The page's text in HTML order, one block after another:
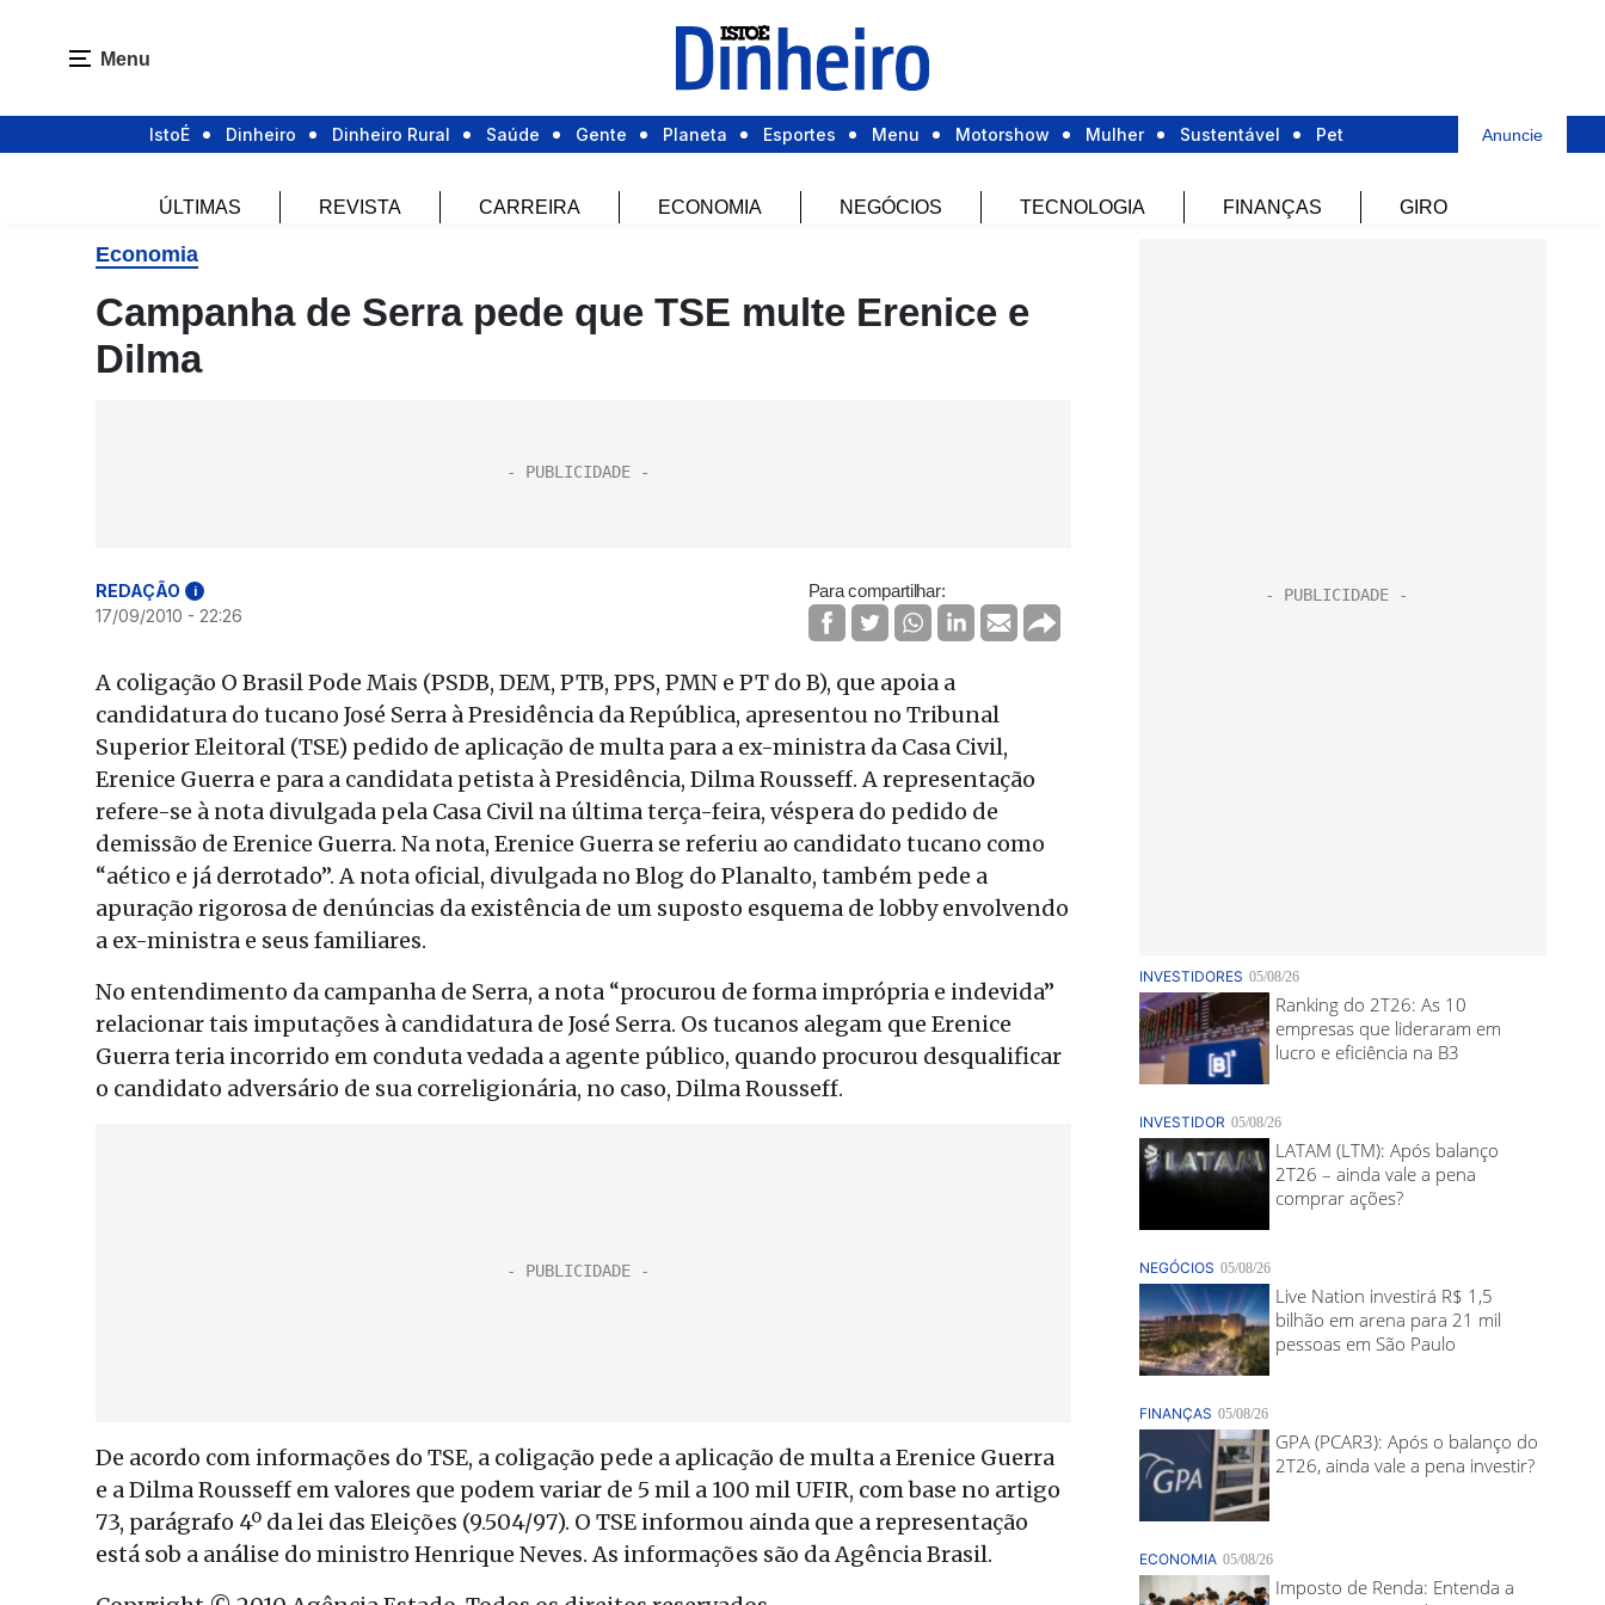
Menu
IstoÉ Dinheiro Dinheiro Rural Saúde Gente Planeta Esportes Menu Motorshow Mulher Sustentável Pet Anuncie
ÚLTIMAS REVISTA CARREIRA ECONOMIA NEGÓCIOS TECNOLOGIA FINANÇAS GIRO
Economia
Campanha de Serra pede que TSE multe Erenice e
Dilma
REDAÇÃO i
17/09/2010 - 22:26
Para compartilhar:
A coligação O Brasil Pode Mais (PSDB, DEM, PTB, PPS, PMN e PT do B), que apoia a
candidatura do tucano José Serra à Presidência da República, apresentou no Tribunal
Superior Eleitoral (TSE) pedido de aplicação de multa para a ex-ministra da Casa Civil,
Erenice Guerra e para a candidata petista à Presidência, Dilma Rousseff. A representação
refere-se à nota divulgada pela Casa Civil na última terça-feira, véspera do pedido de
demissão de Erenice Guerra. Na nota, Erenice Guerra se referiu ao candidato tucano como
“aético e já derrotado”. A nota oficial, divulgada no Blog do Planalto, também pede a
apuração rigorosa de denúncias da existência de um suposto esquema de lobby envolvendo
a ex-ministra e seus familiares.
No entendimento da campanha de Serra, a nota “procurou de forma imprópria e indevida”
relacionar tais imputações à candidatura de José Serra. Os tucanos alegam que Erenice
Guerra teria incorrido em conduta vedada a agente público, quando procurou desqualificar
o candidato adversário de sua correligionária, no caso, Dilma Rousseff.
De acordo com informações do TSE, a coligação pede a aplicação de multa a Erenice Guerra
e a Dilma Rousseff em valores que podem variar de 5 mil a 100 mil UFIR, com base no artigo
73, parágrafo 4º da lei das Eleições (9.504/97). O TSE informou ainda que a representação
está sob a análise do ministro Henrique Neves. As informações são da Agência Brasil.